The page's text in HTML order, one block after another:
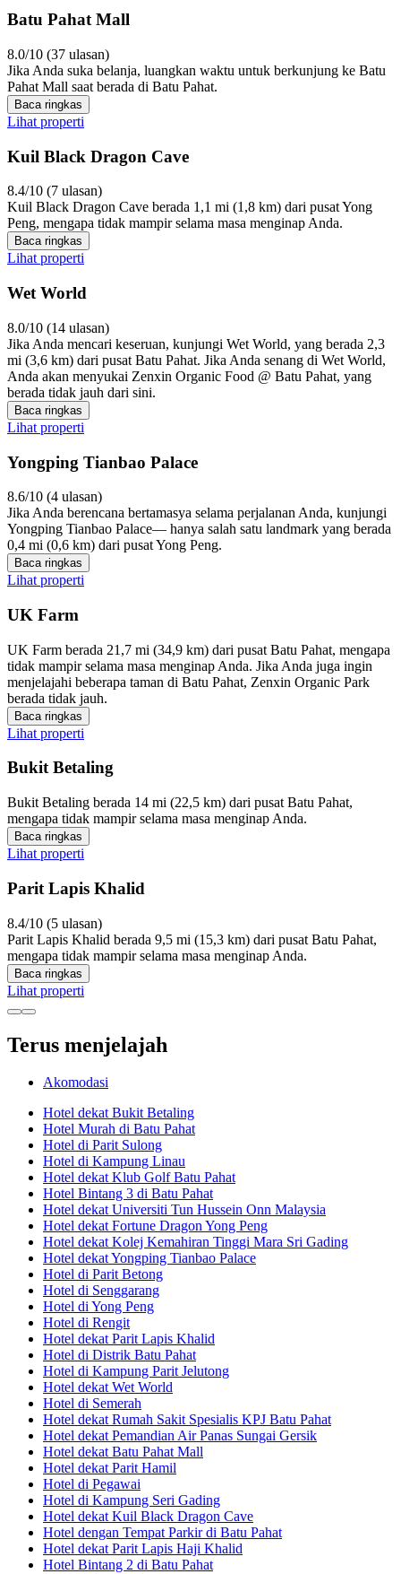
Batu Pahat Mall
8.0/10 (37 ulasan)
Jika Anda suka belanja, luangkan waktu untuk berkunjung ke Batu
Pahat Mall saat berada di Batu Pahat.
Baca ringkas
Lihat properti
Kuil Black Dragon Cave
8.4/10 (7 ulasan)
Kuil Black Dragon Cave berada 1,1 mi (1,8 km) dari pusat Yong
Peng, mengapa tidak mampir selama masa menginap Anda.
Baca ringkas
Lihat properti
Wet World
8.0/10 (14 ulasan)
Jika Anda mencari keseruan, kunjungi Wet World, yang berada 2,3
mi (3,6 km) dari pusat Batu Pahat. Jika Anda senang di Wet World,
Anda akan menyukai Zenxin Organic Food @ Batu Pahat, yang
berada tidak jauh dari sini.
Baca ringkas
Lihat properti
Yongping Tianbao Palace
8.6/10 (4 ulasan)
Jika Anda berencana bertamasya selama perjalanan Anda, kunjungi
Yongping Tianbao Palace— hanya salah satu landmark yang berada
0,4 mi (0,6 km) dari pusat Yong Peng.
Baca ringkas
Lihat properti
UK Farm
UK Farm berada 21,7 mi (34,9 km) dari pusat Batu Pahat, mengapa
tidak mampir selama masa menginap Anda. Jika Anda juga ingin
menjelajahi beberapa taman di Batu Pahat, Zenxin Organic Park
berada tidak jauh.
Baca ringkas
Lihat properti
Bukit Betaling
Bukit Betaling berada 14 mi (22,5 km) dari pusat Batu Pahat,
mengapa tidak mampir selama masa menginap Anda.
Baca ringkas
Lihat properti
Parit Lapis Khalid
8.4/10 (5 ulasan)
Parit Lapis Khalid berada 9,5 mi (15,3 km) dari pusat Batu Pahat,
mengapa tidak mampir selama masa menginap Anda.
Baca ringkas
Lihat properti
Terus menjelajah
Akomodasi
Hotel dekat Bukit Betaling
Hotel Murah di Batu Pahat
Hotel di Parit Sulong
Hotel di Kampung Linau
Hotel dekat Klub Golf Batu Pahat
Hotel Bintang 3 di Batu Pahat
Hotel dekat Universiti Tun Hussein Onn Malaysia
Hotel dekat Fortune Dragon Yong Peng
Hotel dekat Kolej Kemahiran Tinggi Mara Sri Gading
Hotel dekat Yongping Tianbao Palace
Hotel di Parit Betong
Hotel di Senggarang
Hotel di Yong Peng
Hotel di Rengit
Hotel dekat Parit Lapis Khalid
Hotel di Distrik Batu Pahat
Hotel di Kampung Parit Jelutong
Hotel dekat Wet World
Hotel di Semerah
Hotel dekat Rumah Sakit Spesialis KPJ Batu Pahat
Hotel dekat Pemandian Air Panas Sungai Gersik
Hotel dekat Batu Pahat Mall
Hotel dekat Parit Hamil
Hotel di Pegawai
Hotel di Kampung Seri Gading
Hotel dekat Kuil Black Dragon Cave
Hotel dengan Tempat Parkir di Batu Pahat
Hotel dekat Parit Lapis Haji Khalid
Hotel Bintang 2 di Batu Pahat